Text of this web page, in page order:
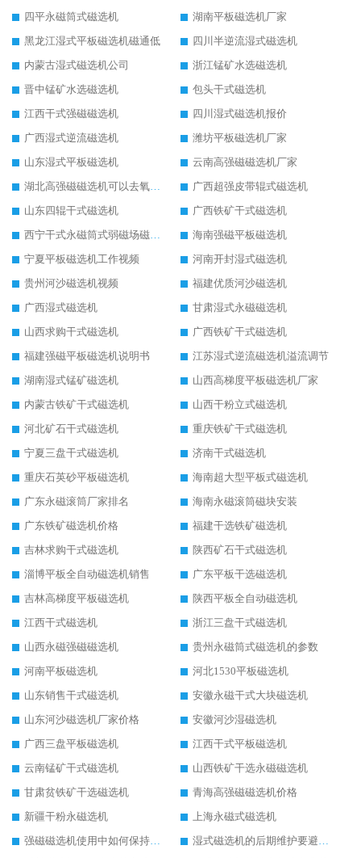
四平永磁筒式磁选机
湖南平板磁选机厂家
黑龙江湿式平板磁选机磁通低
四川半逆流湿式磁选机
内蒙古湿式磁选机公司
浙江锰矿水选磁选机
晋中锰矿水选磁选机
包头干式磁选机
江西干式强磁磁选机
四川湿式磁选机报价
广西湿式逆流磁选机
潍坊平板磁选机厂家
山东湿式平板磁选机
云南高强磁磁选机厂家
湖北高强磁磁选机可以去氧化铝
广西超强皮带辊式磁选机
山东四辊干式磁选机
广西铁矿干式磁选机
西宁干式永磁筒式弱磁场磁选机结构图
海南强磁平板磁选机
宁夏平板磁选机工作视频
河南开封湿式磁选机
贵州河沙磁选机视频
福建优质河沙磁选机
广西湿式磁选机
甘肃湿式永磁磁选机
山西求购干式磁选机
广西铁矿干式磁选机
福建强磁平板磁选机说明书
江苏湿式逆流磁选机溢流调节
湖南湿式锰矿磁选机
山西高梯度平板磁选机厂家
内蒙古铁矿干式磁选机
山西干粉立式磁选机
河北矿石干式磁选机
重庆铁矿干式磁选机
宁夏三盘干式磁选机
济南干式磁选机
重庆石英砂平板磁选机
海南超大型平板式磁选机
广东永磁滚筒厂家排名
海南永磁滚筒磁块安装
广东铁矿磁选机价格
福建干选铁矿磁选机
吉林求购干式磁选机
陕西矿石干式磁选机
淄博平板全自动磁选机销售
广东平板干选磁选机
吉林高梯度平板磁选机
陕西平板全自动磁选机
江西干式磁选机
浙江三盘干式磁选机
山西永磁强磁磁选机
贵州永磁筒式磁选机的参数
河南平板磁选机
河北1530平板磁选机
山东销售干式磁选机
安徽永磁干式大块磁选机
山东河沙磁选机厂家价格
安徽河沙湿磁选机
广西三盘平板磁选机
江西干式平板磁选机
云南锰矿干式磁选机
山西铁矿干选永磁磁选机
甘肃贫铁矿干选磁选机
青海高强磁磁选机价格
新疆干粉永磁选机
上海永磁式磁选机
强磁磁选机使用中如何保持其顺畅运行
湿式磁选机的后期维护要避开哪些坑